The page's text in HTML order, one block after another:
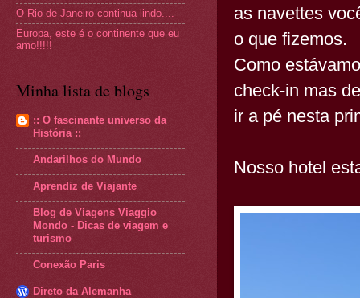
as navettes
o que fizemos.
Como
check-in mas
ir a pé nesta
Nosso hotel
O Rio de Janeiro continua lindo....
Europa, este é o continente que eu
amo!!!!!
Minha lista de blogs
:: O fascinante universo da
História ::
Andarilhos do Mundo
Aprendiz de Viajante
Blog de Viagens Viaggio
Mondo - Dicas de viagem e
turismo
Conexão Paris
Direto da Alemanha